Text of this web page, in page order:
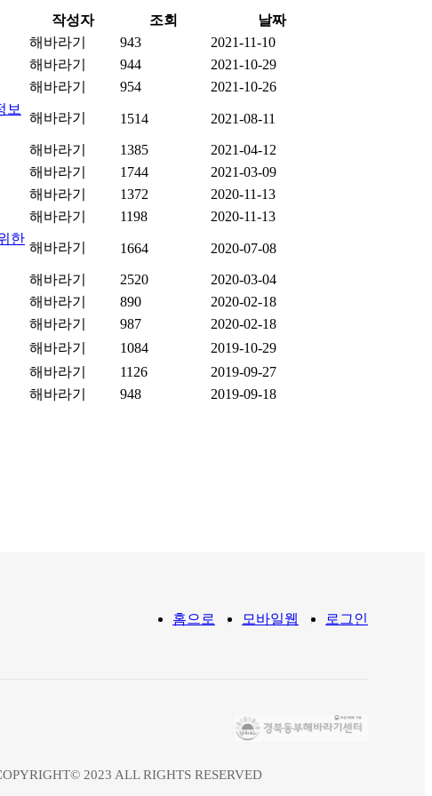
작성자 조회
날짜
해바라기 943
2021-11-10
해바라기 944
2021-10-29
해바라기 954 2021-10-26
보
해바라기 1514 2021-08-11
해바라기 1385
2021-04-12
해바라기 1744
2021-03-09
해바라기 1372
2020-11-13
해바라기 1198 2020-11-13
한
해바라기 1664 2020-07-08
해바라기 2520
2020-03-04
해바라기 890
2020-02-18
해바라기 987
2020-02-18
해바라기 1084
2019-10-29
해바라기 1126
2019-09-27
해바라기 948 2019-09-18
홈으로 모바일웹 로그인
2023 ALL RIGHTS RESERVED